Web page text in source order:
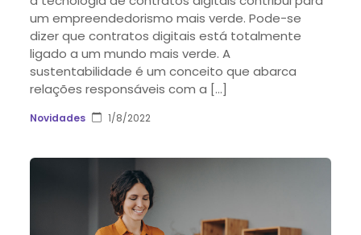
um empreendedorismo mais verde. Pode-se
dizer que contratos digitais está totalmente
ligado a um mundo mais verde. A
sustentabilidade é um conceito que abarca
relações responsáveis com a […]
Novidades 1/8/2022